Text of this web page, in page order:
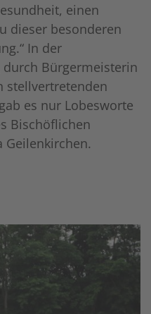
einen
dieser besonderen
In der
Bürgermeisterin
stellvertretenden
es nur Lobesworte
Bischöflichen
Geilenkirchen.